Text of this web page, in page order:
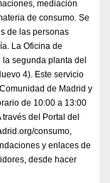
mediación
de consumo. Se
de las personas
La Oficina de
segunda planta del
4). Este servicio
de Madrid y
de 10:00 a 13:00
del Portal del
consumo,
y enlaces de
desde hacer